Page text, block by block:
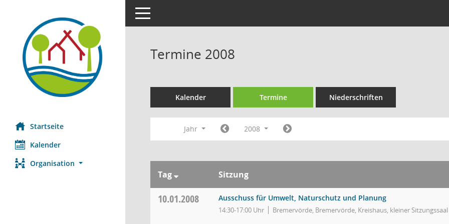
Startseite
Kalender
Organisation
Toggle navigation
Termine 2008
Kalender Termine Niederschriften
Jahr 2008
Tag Sitzung
10.01.2008 Ausschuss für Umwelt, Naturschutz und Planung
14:30-17:00 Uhr Bremervörde, Bremervörde, Kreishaus, kleiner Sitzungssaal